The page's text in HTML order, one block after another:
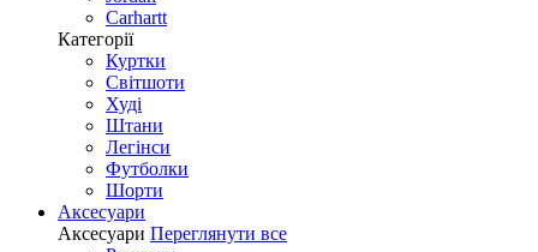
Carhartt
Категорії
Куртки
Світшоти
Худі
Штани
Легінси
Футболки
Шорти
Аксесуари
Аксесуари Переглянути все